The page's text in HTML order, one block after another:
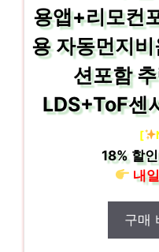
용앱+리모컨
용 자동먼지
션포함
LDS+ToF센
[
18% 할
내
구매